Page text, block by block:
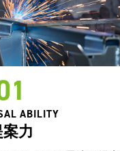
ABILITY
案力